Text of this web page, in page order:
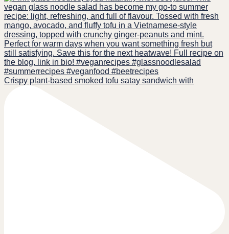
Crispy plant-based smoked tofu satay sandwich with